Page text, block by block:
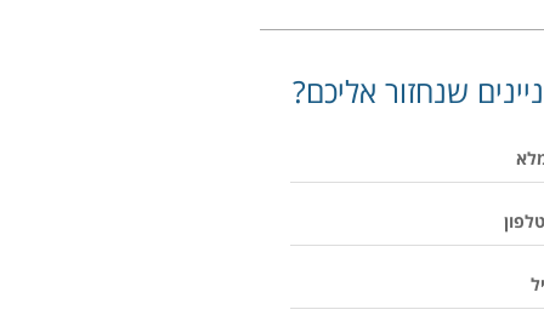
שנחזור אליכם?